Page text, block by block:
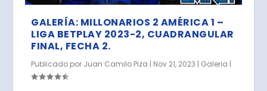
GALERÍA: MILLONARIOS 2 AMÉRICA 1 –
LIGA BETPLAY 2023-2, CUADRANGULAR
FINAL, FECHA 2.
Publicado por Juan Camilo Piza | Nov 21, 2023 | Galeria |